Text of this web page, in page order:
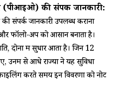
(पीआईओ)कीसंपर्कजानकारी:
संपर्क जानकारी उपलब्ध कराना
फॉलो-अप को आसान बनाता है।
दोनों में सुधार आता है। जिन 12
उनमें से आधे राज्यों ने यह सुविधा
करते समय इन विवरणों को नोट